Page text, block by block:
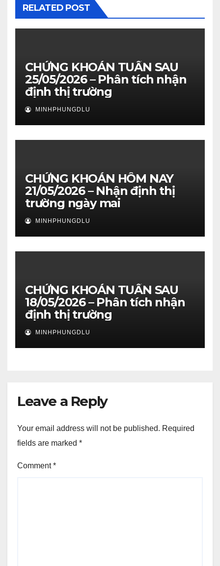
RELATED POST
CHỨNG KHOÁN TUẦN SAU
25/05/2026 – Phân tích nhận
định thị trường
MINHPHUNGDLU
CHỨNG KHOÁN HÔM NAY
21/05/2026 – Nhận định thị
trường ngày mai
MINHPHUNGDLU
CHỨNG KHOÁN TUẦN SAU
18/05/2026 – Phân tích nhận
định thị trường
MINHPHUNGDLU
Leave a Reply
Your email address will not be published. Required
fields are marked *
Comment*